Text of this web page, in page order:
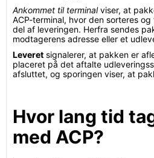
Ankommet til terminalviser, at
ACP-terminal, hvor den sorteres
del af leveringen. Herfra sendes
modtagerens adresse eller et
Leveret signalerer, at pakken er
placeret på det aftalte
afsluttet, og sporingen viser, at
Hvor lang tid
med ACP?